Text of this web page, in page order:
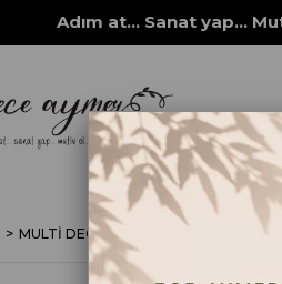
Adım at... Sanat yap...
MULTİ DECOR CHALKED boyaları